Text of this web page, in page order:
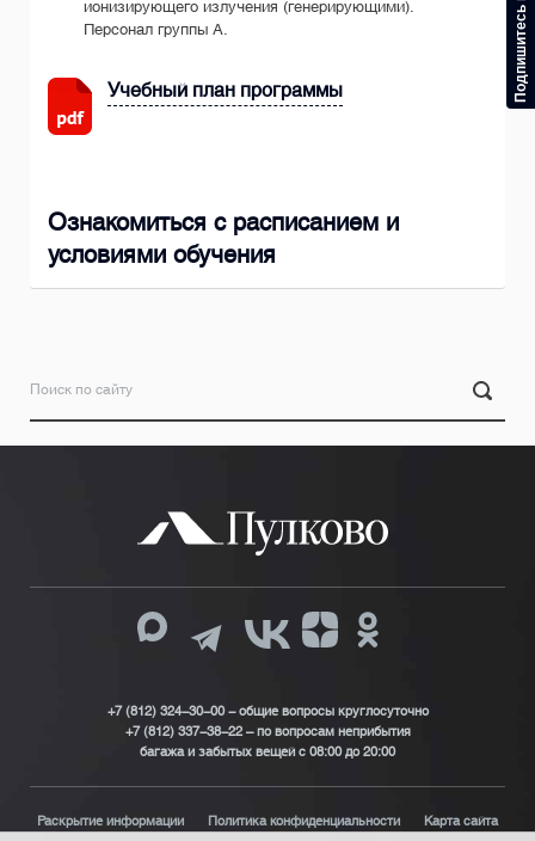
ионизирующего излучения (генерирующими).
Персонал группы А.
Учебный план программы
Ознакомиться с расписанием и
условиями обучения
+7 (812) 324-30-00 - общие вопросы круглосуточно
+7 (812) 337-38-22 – по вопросам неприбытия
багажа и забытых вещей с 08:00 до 20:00
Раскрытие информации Политика конфиденциальности Карта сайта